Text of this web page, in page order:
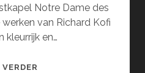
Notre Dame des
van Richard Kofi
kleurrijk en…
VERDER